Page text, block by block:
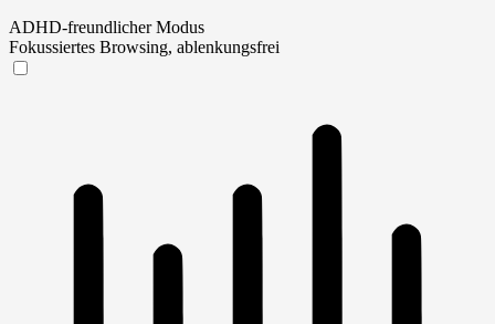
ADHD-freundlicher Modus
Fokussiertes Browsing, ablenkungsfrei